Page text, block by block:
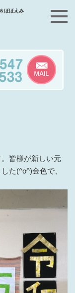
ほほえみ
皆様が新しい元
た(^o^)金色で、